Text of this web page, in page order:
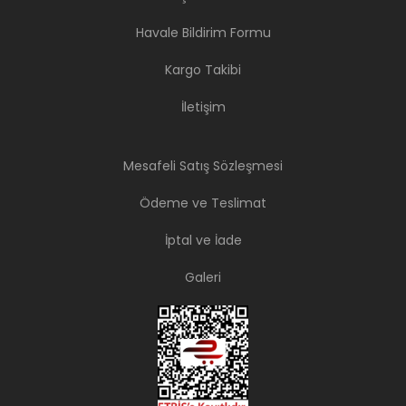
Havale Bildirim Formu
Kargo Takibi
İletişim
Mesafeli Satış Sözleşmesi
Ödeme ve Teslimat
İptal ve İade
Galeri